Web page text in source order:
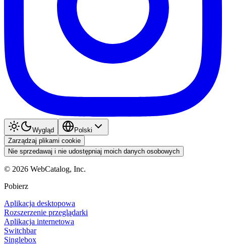
Wygląd
Polski
Zarządzaj plikami cookie
Nie sprzedawaj i nie udostępniaj moich danych osobowych
© 2026 WebCatalog, Inc.
Pobierz
Aplikacja desktopowa
Rozszerzenie przeglądarki
Aplikacja internetowa
Switchbar
Singlebox